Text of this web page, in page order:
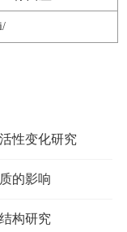
性变化研究
的影响
构研究